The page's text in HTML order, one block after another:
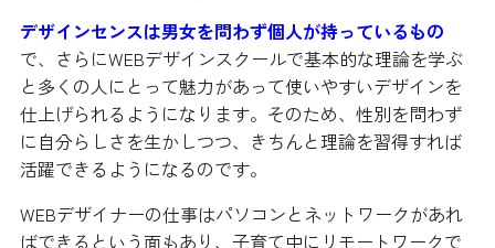
デザインセンスは男女を問わず個人が持っているもの
で、さらにWEBデザインスクールで基本的な理論を学ぶ
と多くの人にとって魅力があって使いやすいデザインを
仕上げられるようになります。そのため、性別を問わず
に自分らしさを生かしつつ、きちんと理論を習得すれば
活躍できるようになるのです。
WEBデザイナーの仕事はパソコンとネットワークがあれ
ばできるという面もあり、子育て中にリモートワークで